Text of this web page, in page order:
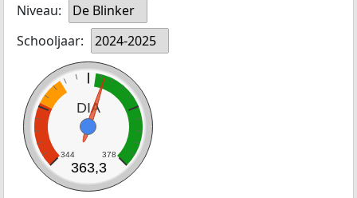
Niveau:
De Blinker
Schooljaar:
2024-2025
DIA
344 378
363,3